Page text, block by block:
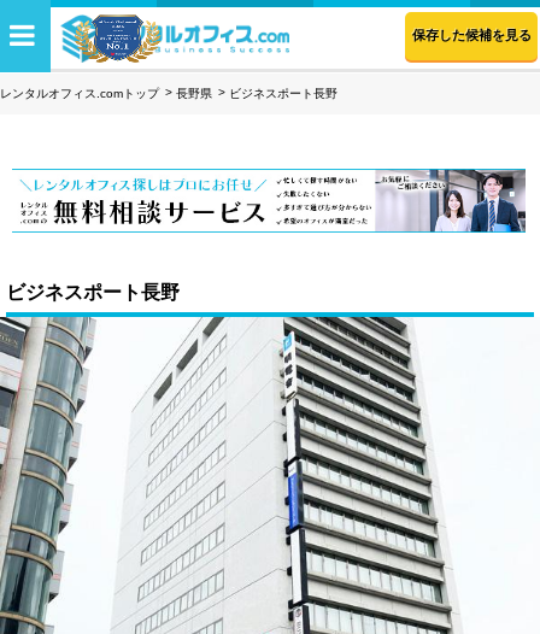
保存した候補を見る
レンタルオフィス.comトップ 長野県 ビジネスポート長野
ビジネスポート長野